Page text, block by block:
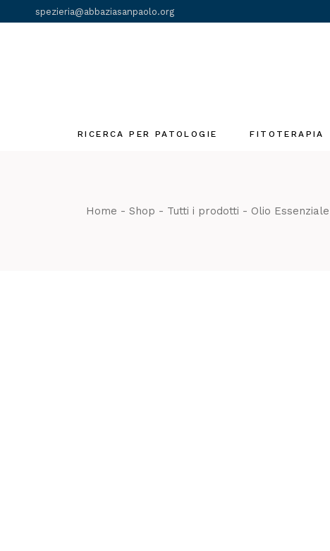
the
spezieria@abbaziasanpaolo.org
RICERCA PER PATOLOGIE FITOTERAPIA
Home Shop Tutti i prodotti Olio